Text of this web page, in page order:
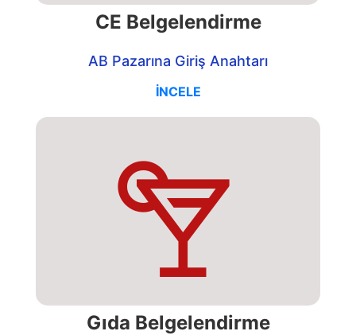
CE Belgelendirme
AB Pazarına Giriş Anahtarı
İNCELE
Gıda Belgelendirme